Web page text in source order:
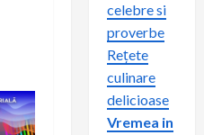
celebre si
proverbe
Rețete
culinare
delicioase
Vremea in